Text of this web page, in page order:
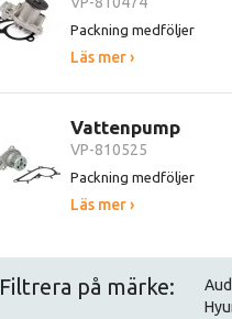
Packning medföljer
Läs mer ›
Vattenpump
VP-810525
Packning medföljer
Läs mer ›
Filtrera på märke: